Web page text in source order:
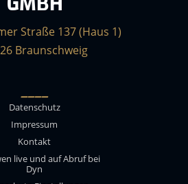
Straße 137 (Haus 1)
Braunschweig
____
Datenschutz
Impressum
Kontakt
live und auf Abruf bei
Dyn